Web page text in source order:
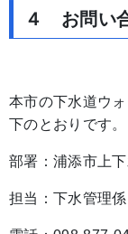
４ お問い
本市の下水道ウ
下のとおりです。
部署：浦添市上
担当：下水管理